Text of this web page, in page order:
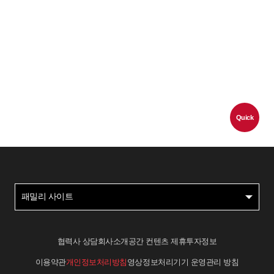
Quick
패밀리 사이트
협력사 상담회사소개 공간 컨텐츠 제휴투자정보
이용약관개인정보처리방침 영상정보처리기기 운영관리 방침